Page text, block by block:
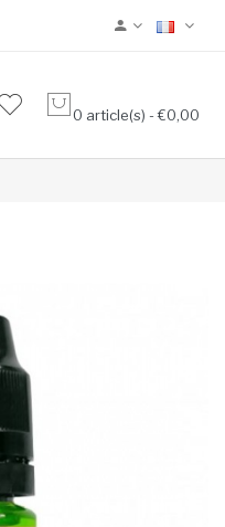
0 article(s) - €0,00